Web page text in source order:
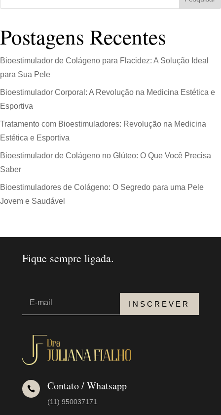
Postagens Recentes
Bioestimulador de Colágeno para Flacidez: A Solução Ideal
para Sua Pele
Bioestimulador Corporal: A Revolução na Medicina Estética e
Esportiva
Tratamento com Bioestimuladores: Revolução na Medicina
Estética e Esportiva
Bioestimulador de Colágeno no Glúteo: O Que Você Precisa
Saber
Bioestimuladores de Colágeno: O Segredo para uma Pele
Jovem e Saudável
Fique sempre ligada.
INSCREVER
 Contato / Whatsapp
(11) 950037171